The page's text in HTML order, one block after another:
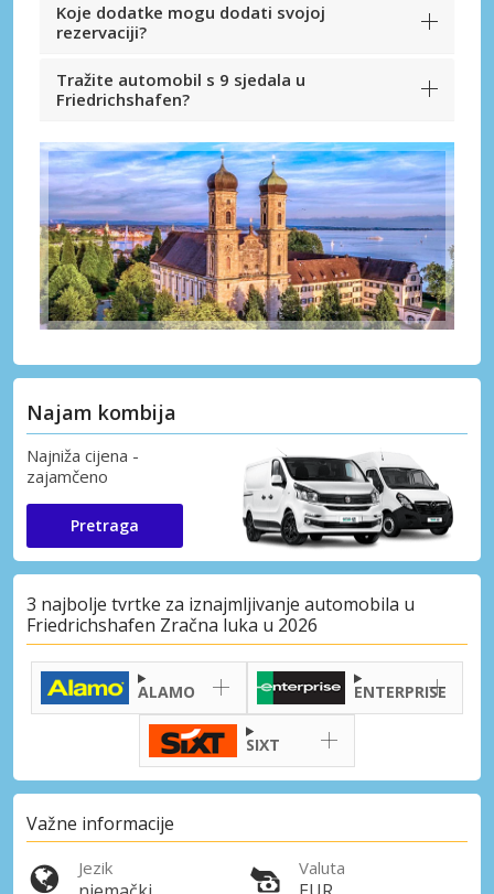
Koje dodatke mogu dodati svojoj
rezervaciji?
Tražite automobil s 9 sjedala u
Friedrichshafen?
Najam kombija
Najniža cijena -
zajamčeno
Pretraga
3 najbolje tvrtke za iznajmljivanje automobila u
Friedrichshafen Zračna luka u 2026
ALAMO ENTERPRISE
SIXT
Važne informacije
Jezik Valuta